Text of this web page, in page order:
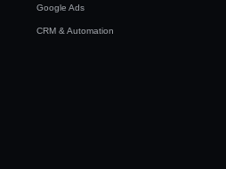
Google Ads
CRM & Automation